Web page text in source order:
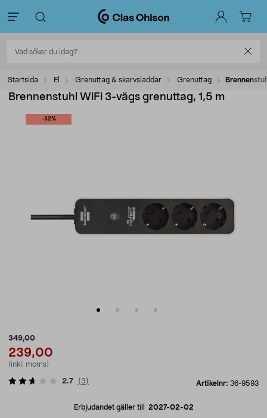
Startsida El Grenuttag & skarvsladdar Grenuttag
Brennenstuhl WiFi 3-vägs grenuttag, 1,5 m
-32%
349,00
239,00
(inkl. moms)
Artikelnr: 36-9593
2.7 (3)
Erbjudandet gäller till 2027-02-02